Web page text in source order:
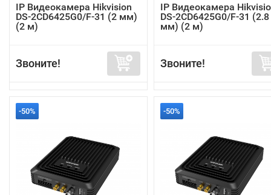
IP Видеокамера Hikvision
DS-2CD6425G0/F-31 (2 мм)
(2 м)
Звоните!
IP Видеокамера
DS-2CD6425G0/F-31 (2.8
мм) (2 м)
Звоните!
-50% -50%